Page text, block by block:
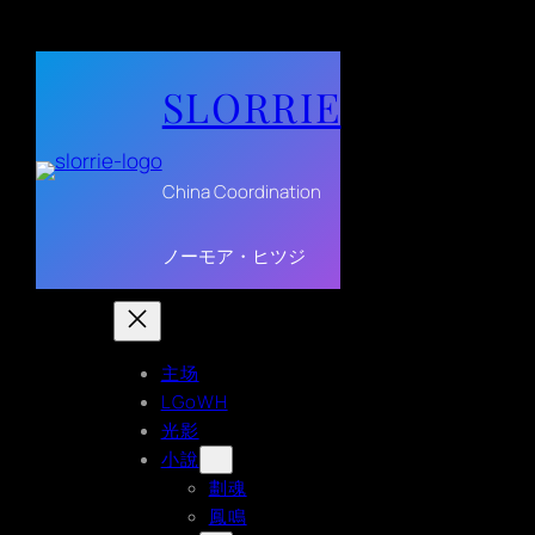
SLORRIE
China Coordination
ノーモア・ヒツジ
主场
LGoWH
光影
小說
劃魂
鳳鳴